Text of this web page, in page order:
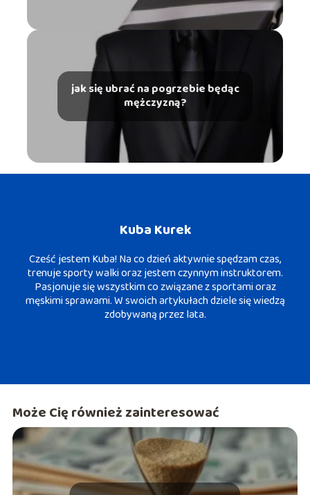
jak się ubrać na pogrzebie będąc
mężczyzną?
Kuba Kurek
Cześć jestem Kuba! Na co dzień aktywnie spędzam czas,
trenuje sporty walki oraz jestem czynnym instruktorem.
Pasjonuje się wszystkim co związane z sportami oraz
męskimi sprawami. W swoich artykułach dziele się wiedzą
zdobywaną przez lata.
Może Cię również zainteresować